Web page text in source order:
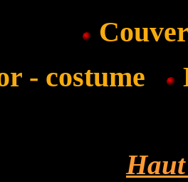
- costume
Haut